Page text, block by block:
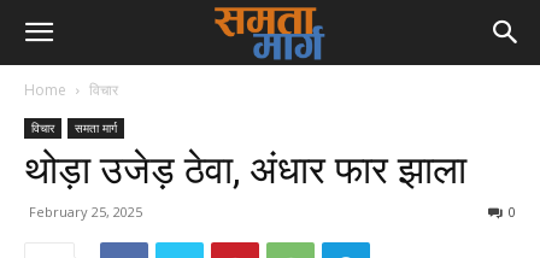
Home विचार
विचार समता मार्ग
थोड़ा उजेड़ ठेवा, अंधार फार झाला
February 25, 2025 0